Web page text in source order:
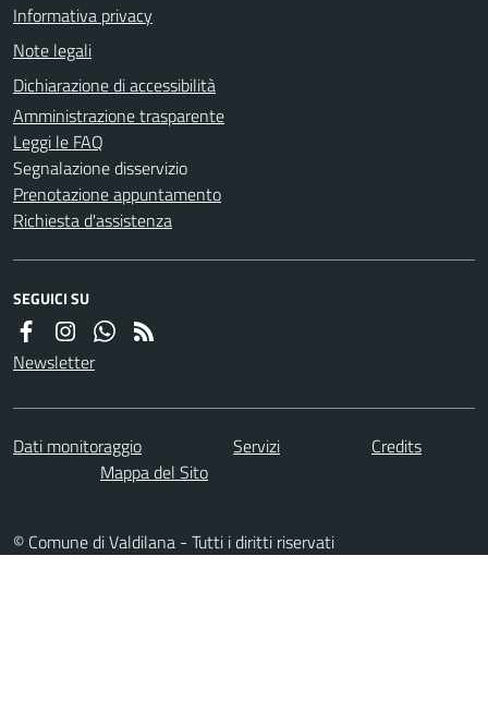
Informativa privacy
Note legali
Dichiarazione di accessibilità
Amministrazione trasparente
Leggi le FAQ
Segnalazione disservizio
Prenotazione appuntamento
Richiesta d'assistenza
SEGUICI SU
Newsletter
Dati monitoraggio Servizi
Credits
Mappa del Sito
© Comune di Valdilana - Tutti i diritti riservati